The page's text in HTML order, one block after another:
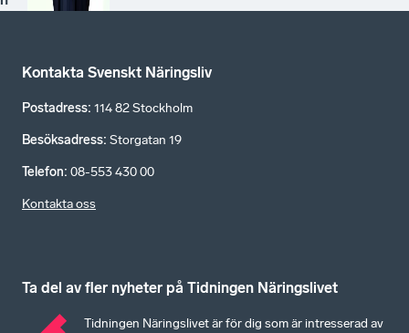
Kontakta Svenskt Näringsliv
Postadress: 114 82 Stockholm
Besöksadress: Storgatan 19
Telefon: 08-553 430 00
Kontakta oss
Ta del av fler nyheter på Tidningen Näringslivet
Tidningen Näringslivet är för dig som är intresserad av